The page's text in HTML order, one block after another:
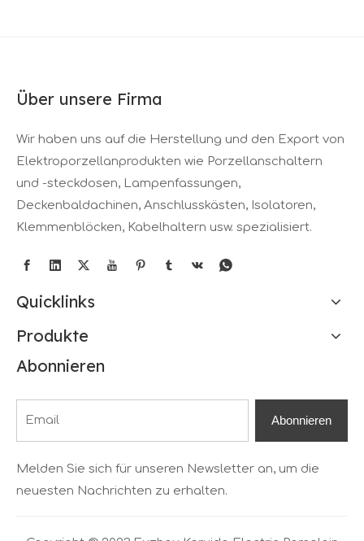
Über unsere Firma
Wir haben uns auf die Herstellung und den Export von
Elektroporzellanprodukten wie Porzellanschaltern
und -steckdosen, Lampenfassungen,
Deckenbaldachinen, Anschlusskästen, Isolatoren,
Klemmenblöcken, Kabelhaltern usw. spezialisiert.
Quicklinks
Produkte
Abonnieren
Abonnieren
Melden Sie sich für unseren Newsletter an, um die
neuesten Nachrichten zu erhalten.